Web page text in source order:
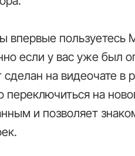
впервые пользуетесь
если у вас уже был
сделан на видеочате
переключиться на
и позволяет